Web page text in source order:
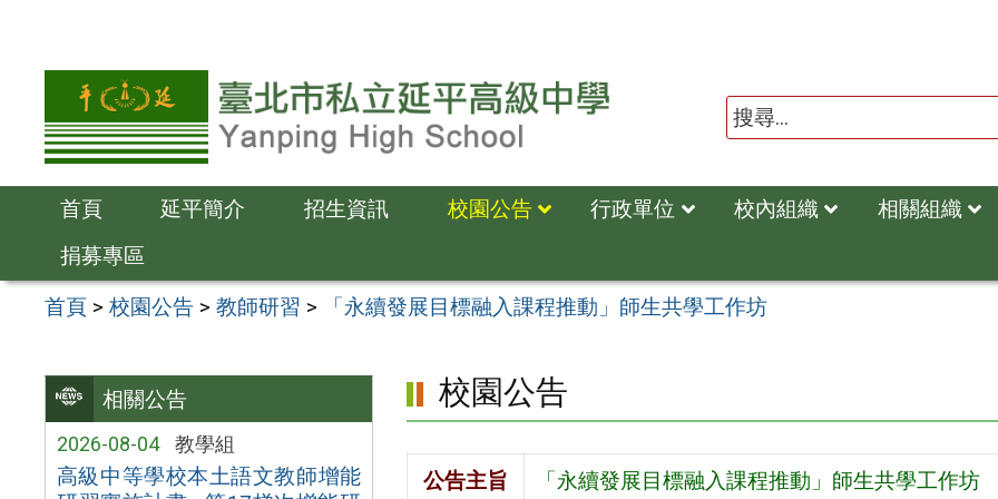
容
首頁 延平簡介 招生資訊 校園公告 行政單位 校內組織
相關組織
捐募專區
首頁 >校園公告 >教師研習 > 「永續發展目標融入課程推動」師生共學工作坊
相關公告
2026-08-04 教學組
高級中等學校本土語文教師增能
校園公告
公告主旨 「永續發展目標融入課程推動」師生共學工作坊